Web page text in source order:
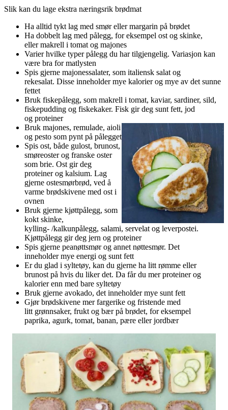
Slik kan du lage ekstra næringsrik brødmat
Ha alltid tykt lag med smør eller margarin på brødet
Ha dobbelt lag med pålegg, for eksempel ost og skinke,
eller makrell i tomat og majones
Varier hvilke typer pålegg du har tilgjengelig. Variasjon kan
være bra for matlysten
Spis gjerne majonessalater, som italiensk salat og
rekesalat. Disse inneholder mye kalorier og mye av det sunne
fettet
Bruk fiskepålegg, som makrell i tomat, kaviar, sardiner, sild,
fiskepudding og fiskekaker. Fisk gir deg sunt fett, jod
og proteiner
Bruk majones, remulade, aioli
og pesto som pynt på pålegget
Spis ost, både gulost, brunost,
smøreoster og franske oster
som brie. Ost gir deg
proteiner og kalsium. Lag
gjerne ostesmørbrød, ved å
varme brødskivene med ost i
ovnen
Bruk gjerne kjøttpålegg, som
kokt skinke,
kylling- /kalkunpålegg, salami, servelat og leverpostei.
Kjøttpålegg gir deg jern og proteiner
Spis gjerne peanøttsmør og annet nøttesmør. Det
inneholder mye energi og sunt fett
Er du glad i syltetøy, kan du gjerne ha litt rømme eller
brunost på hvis du liker det. Da får du mer proteiner og
kalorier enn med bare syltetøy
Bruk gjerne avokado, det inneholder mye sunt fett
Gjør brødskivene mer fargerike og fristende med
litt grønnsaker, frukt og bær på brødet, for eksempel
paprika, agurk, tomat, banan, pære eller jordbær